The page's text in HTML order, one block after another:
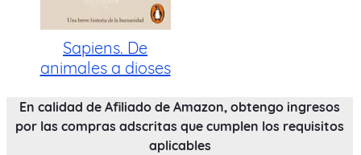
Sapiens. De
animales a dioses
En calidad de Afiliado de Amazon, obtengo ingresos
por las compras adscritas que cumplen los requisitos
aplicables